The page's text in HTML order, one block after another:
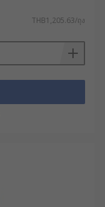
THB1,205.63/ถุง